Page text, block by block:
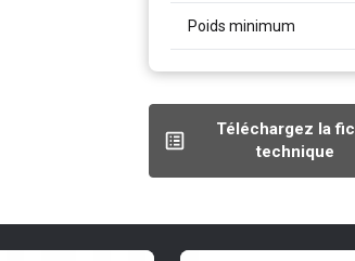
Poids minimum
Téléchargez la
technique